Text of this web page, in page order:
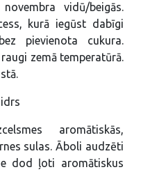
vidū/beigās.
kurā iegūst dabīgi
pievienota cukura.
zemā temperatūrā.
aromātiskās,
sulas. Āboli audzēti
dod ļoti aromātiskus